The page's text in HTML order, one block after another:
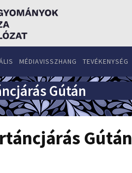
MÉDIAVISSZHANG TEVÉKENYSÉG
Gútán
Gútán